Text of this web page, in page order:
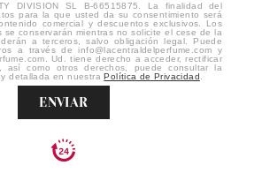
DIVISION SL B-66515875. La finalidad del
para la que usted da su consentimiento será
comercial y descuentos exclusivos. Los
se conservarán mientras no solicite el cese de la
a terceros, salvo obligación legal. Puede
a través de info@lacentraldelperfume.com y
Ud. tiene derecho a acceder, rectificar
así como otros derechos, puede consultar la
y detallada en nuestraPolítica de Privacidad
ENVIAR